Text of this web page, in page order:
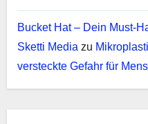
Bucket Hat – Dein Must-
Sketti Media zu
versteckte Gefahr für